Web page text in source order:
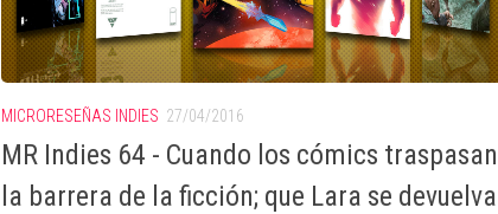
MICRORESEÑAS INDIES 27/04/2016
MR Indies 64 - Cuando los cómics traspasan
la barrera de la ficción; que Lara se devuelva